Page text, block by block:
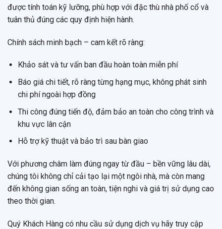
được tính toán kỹ lưỡng, phù hợp với đặc thù nhà phố cổ và
tuân thủ đúng các quy định hiện hành.
Chính sách minh bạch – cam kết rõ ràng:
Khảo sát và tư vấn ban đầu hoàn toàn miễn phí
Báo giá chi tiết, rõ ràng từng hạng mục, không phát sinh
chi phí ngoài hợp đồng
Thi công đúng tiến độ, đảm bảo an toàn cho công trình và
khu vực lân cận
Hỗ trợ kỹ thuật và bảo trì sau bàn giao
Với phương châm làm đúng ngay từ đầu – bền vững lâu dài,
chúng tôi không chỉ cải tạo lại một ngôi nhà, mà còn mang
đến không gian sống an toàn, tiện nghi và giá trị sử dụng cao
theo thời gian.
Quý Khách Hàng có nhu cầu sử dụng dịch vụ hãy truy cập